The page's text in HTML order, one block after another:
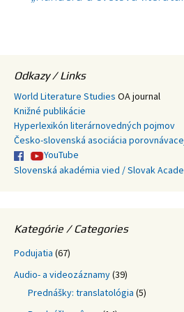
Odkazy / Links
World Literature Studies OA journal
Knižné publikácie
Hyperlexikón literárnovedných pojmov
Česko-slovenská asociácia
YouTube
Slovenská akadémia vied / Slovak
Kategórie / Categories
Podujatia (67)
Audio- a videozáznamy(39)
Prednášky: translatológia (5)